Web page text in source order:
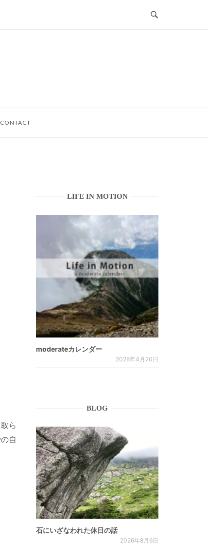
CONTACT
ら
自
LIFE IN MOTION
moderateカレンダー
2026年4月20日
BLOG
石にいざなわれた休日の話
2026年8月6日